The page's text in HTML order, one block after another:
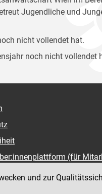
Jugendliche und
nicht vollendet hat.
noch nicht vollendet
(für
und zur